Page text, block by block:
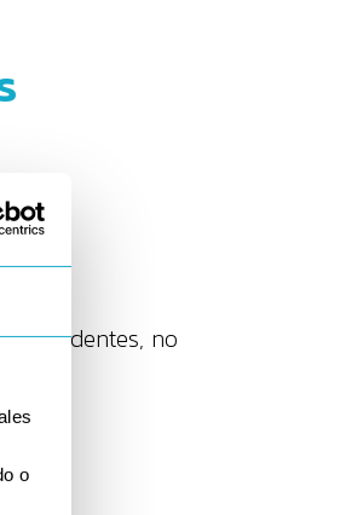
o
residentes, no